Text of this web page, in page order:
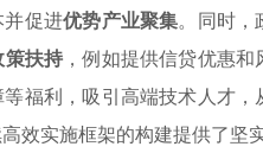
促进优势产业聚集。同时，
扶持 ，例如提供信贷优惠
福利，吸引高端技术人才
效实施框架的构建提供了坚